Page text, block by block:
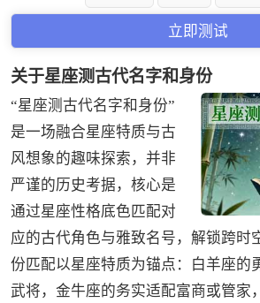
关于星座测古代名字和身份
“星座测古代名字和身份”
是一场融合星座特质与古
风想象的趣味探索，并非
严谨的历史考据，核心是
通过星座性格底色匹配对
应的古代角色与雅致名号，解锁跨时
份匹配以星座特质为锚点：白羊座的
武将，金牛座的务实适配富商或管家